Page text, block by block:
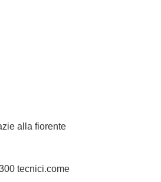
alla fiorente
tecnici.come